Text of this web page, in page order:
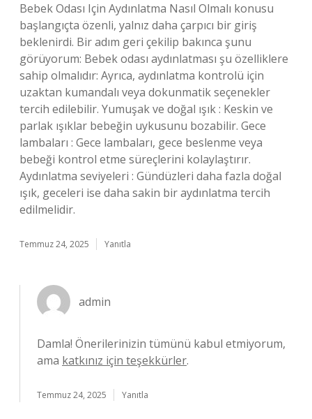
Bebek Odası Için Aydınlatma Nasıl Olmalı konusu
başlangıçta özenli, yalnız daha çarpıcı bir giriş
beklenirdi. Bir adım geri çekilip bakınca şunu
görüyorum: Bebek odası aydınlatması şu özelliklere
sahip olmalıdır: Ayrıca, aydınlatma kontrolü için
uzaktan kumandalı veya dokunmatik seçenekler
tercih edilebilir. Yumuşak ve doğal ışık : Keskin ve
parlak ışıklar bebeğin uykusunu bozabilir. Gece
lambaları : Gece lambaları, gece beslenme veya
bebeği kontrol etme süreçlerini kolaylaştırır.
Aydınlatma seviyeleri : Gündüzleri daha fazla doğal
ışık, geceleri ise daha sakin bir aydınlatma tercih
edilmelidir.
Temmuz 24, 2025 Yanıtla
admin
Damla! Önerilerinizin tümünü kabul etmiyorum,
ama katkınız için teşekkürler.
Temmuz 24, 2025 Yanıtla